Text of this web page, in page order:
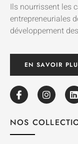
Ils nourrissent les
entrepreneuriales
développement
EN SAVOIR
NOS